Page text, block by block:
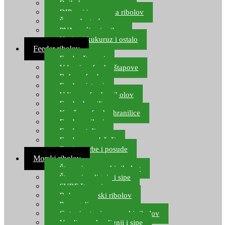
Boile lovne
DIP-ovi i arome za ribolov
Šaranske torbe
PVA vrećice i pribor
Umjetni kukuruz i ostalo
Feeder ribolov
Feeder štapovi
Vrhovi za feeder štapove
Role za feeder
Feeder sistemi
Udice za feeder ribolov
Feeder hranilice
Kopče za feeder hranilice
Feeder najloni
Feeder stolice
Feeder arm držači
Feeder torbe i posude
Morski ribolov
Štapovi za morski ribolov
Štapovi za lignje i sipe
SURF štapovi
Role za morski ribolov
Parangali
Gotovi setovi za morski ribolov
Varalice za lov lignji i sipe